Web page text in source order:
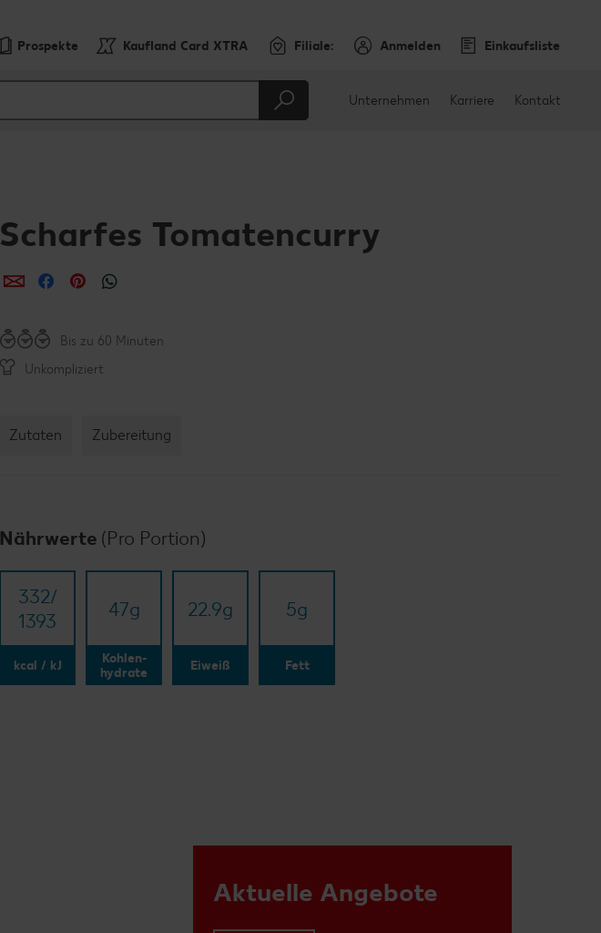
Prospekte Kaufland Card XTRA Filiale: Anmelden Einkaufsliste
Unternehmen Karriere Kontakt
Scharfes Tomatencurry
per E-Mail teilen
per Facebook teilen
per Pinterest teilen
Bis zu 60 Minuten
Unkompliziert
Zutaten Zubereitung
Nährwerte (Pro Portion)
332/​
1393
kcal / kJ
47g
Kohlen-
hydrate
22.9g
Eiweiß
5g
Fett
Aktuelle Angebote